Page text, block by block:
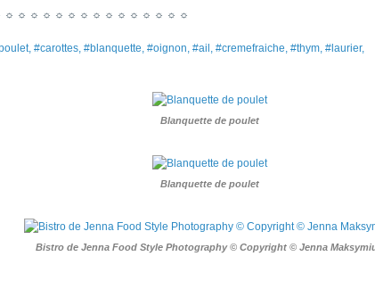
☼ ☼ ☼ ☼ ☼ ☼ ☼ ☼ ☼ ☼ ☼ ☼ ☼ ☼ ☼
#carottes, #blanquette, #oignon, #ail, #cremefraiche, #thym, #laurier,
Blanquette de poulet
Blanquette de poulet
Bistro de Jenna Food Style Photography © Copyright © Jenna